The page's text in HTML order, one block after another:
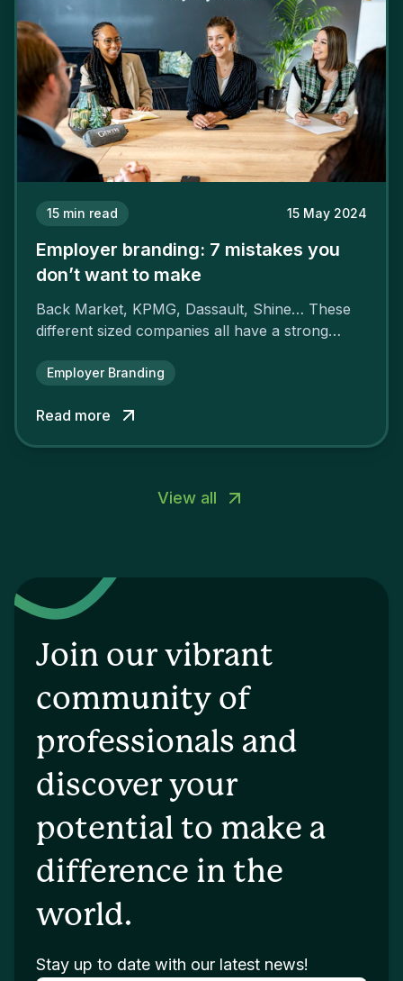
15 min read 15 May 2024
Employer branding: 7 mistakes you
don’t want to make
Back Market, KPMG, Dassault, Shine… These
different sized companies all have a strong
attractiveness and loyalty and makes their
Employer Branding
Read more
View all
Join our vibrant
community of
professionals and
discover your
potential to make a
difference in the
world.
Stay up to date with our latest news!